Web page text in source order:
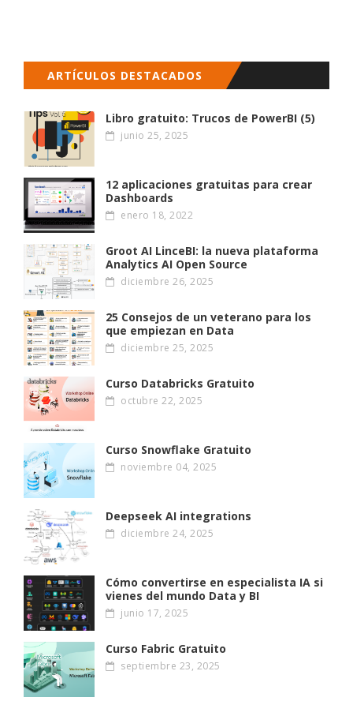
ARTÍCULOS DESTACADOS
Libro gratuito: Trucos de PowerBI (5)
junio 25, 2025
12 aplicaciones gratuitas para crear
Dashboards
enero 18, 2022
Groot AI LinceBI: la nueva plataforma
Analytics AI Open Source
diciembre 26, 2025
25 Consejos de un veterano para los
que empiezan en Data
diciembre 25, 2025
Curso Databricks Gratuito
octubre 22, 2025
Curso Snowflake Gratuito
noviembre 04, 2025
Deepseek AI integrations
diciembre 24, 2025
Cómo convertirse en especialista IA si
vienes del mundo Data y BI
junio 17, 2025
Curso Fabric Gratuito
septiembre 23, 2025